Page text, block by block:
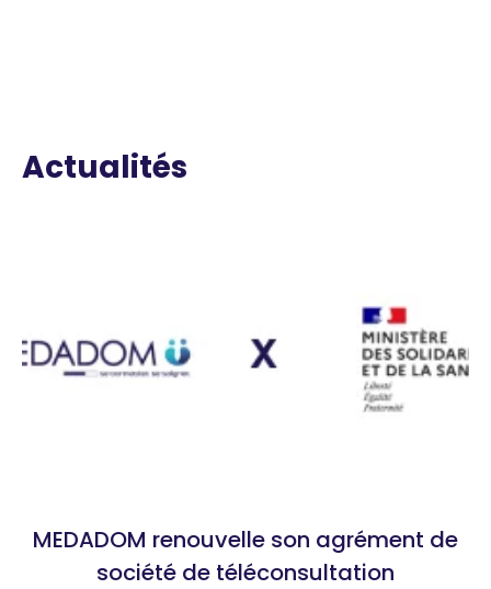
Actualités
MEDADOM renouvelle son agrément de
société de téléconsultation